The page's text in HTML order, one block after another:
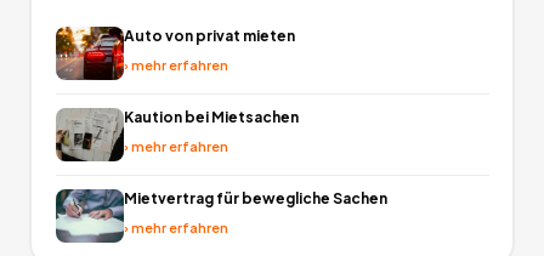
Auto von privat mieten
›mehr erfahren
Kaution bei Mietsachen
›mehr erfahren
Mietvertrag für bewegliche Sachen
›mehr erfahren